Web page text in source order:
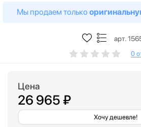
Мы продаем только
арт.
0
Цена
26 965 ₽
Хочу дешевле!